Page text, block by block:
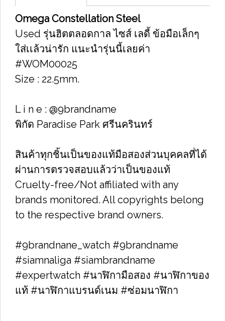
Omega Constellation Steel
Used รุ่นฮิตตลอดกาล ไซส์ เลดี้ ข้อมือเล็กๆ
ใส่เเล้วน่ารัก แนะนำรุ่นนี้เลยค่า
#WOM00025
Size : 22.5mm.
L i n e : @9brandname
พิกัด Paradise Park ศรีนครินทร์
สินค้าทุกชิ้นเป็นของแท้มือสองส่วนบุคคลที่ได้
ผ่านการตรวจสอบแล้วว่าเป็นของแท้
Cruelty-free/Not affiliated with any
brands monitored. All copyrights belong
to the respective brand owners.
#9brandnane_watch #9brandname
#siamnaliga #siambrandname
#expertwatch #นาฬิกามือสอง #นาฬิกาของ
แท้ #นาฬิกาแบรนด์เนม #ซ่อมนาฬิกา